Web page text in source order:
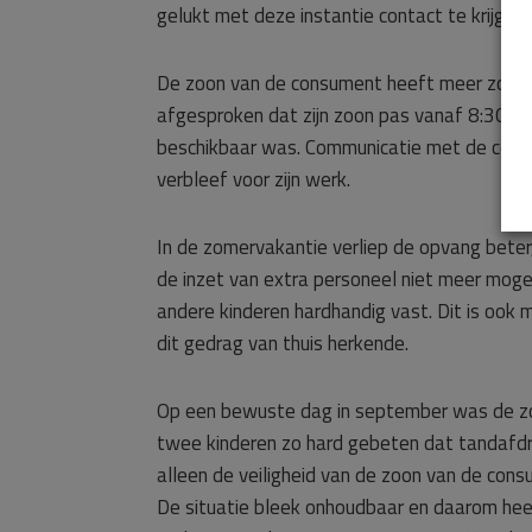
gelukt met deze instantie contact te krijgen.
De zoon van de consument heeft meer zorg
afgesproken dat zijn zoon pas vanaf 8:30
beschikbaar was. Communicatie met de
verbleef voor zijn werk.
In de zomervakantie verliep de opvang
de inzet van extra personeel niet meer
andere kinderen hardhandig vast. Dit is
dit gedrag van thuis herkende.
Op een bewuste dag in september was de
twee kinderen zo hard gebeten dat
alleen de veiligheid van de zoon van de
De situatie bleek onhoudbaar en daarom